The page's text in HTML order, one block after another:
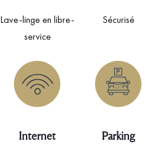
Lave-linge en libre-
service
Sécurisé
Internet Parking